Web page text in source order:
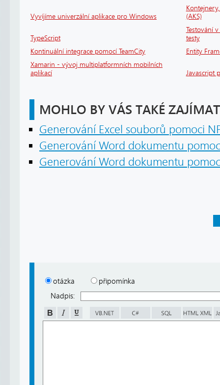
Vyvíjíme univerzální aplikace pro Windows
(AKS)
TypeScript
Testování
testy
Kontinuální integrace pomocí TeamCity
Entity
Xamarin - vývoj multiplatformních mobilních
aplikací
Javascript
MOHLO BY VÁS TAKÉ ZAJÍMAT
Generování Excel souborů pomoci
Generování Word dokumentu
Generování Word dokumentu
otázka
připomínka
Nadpis: